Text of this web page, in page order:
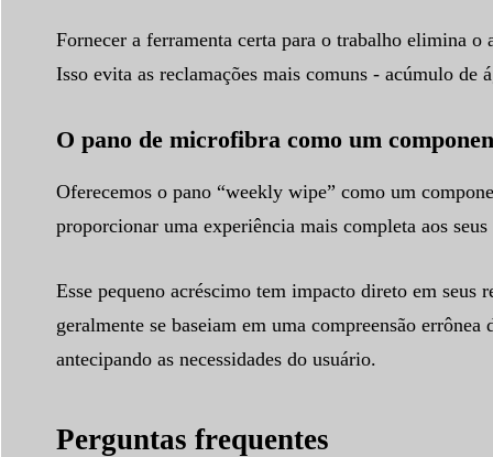
Fornecer a ferramenta certa para o trabalho elimina
Isso evita as reclamações mais comuns - acúmulo de
O pano de microfibra como um
Oferecemos o pano “weekly wipe” como um
proporcionar uma experiência mais completa aos
Esse pequeno acréscimo tem impacto direto em seus
geralmente se baseiam em uma compreensão
antecipando as necessidades do usuário.
Perguntas frequentes